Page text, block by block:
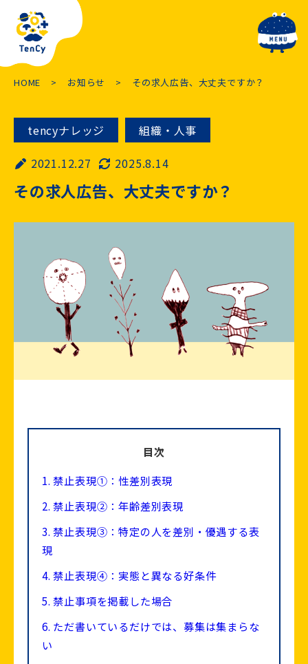
toggle
HOME お知らせ その求人広告、大丈夫ですか？
tencyナレッジ
組織・人事
2021.12.27
2025.8.14
その求人広告、大丈夫ですか？
目次
1. 禁止表現①：性差別表現
2. 禁止表現②：年齢差別表現
3. 禁止表現③：特定の人を差別・優遇する表
現
4. 禁止表現④：実態と異なる好条件
5. 禁止事項を掲載した場合
6. ただ書いているだけでは、募集は集まらな
い